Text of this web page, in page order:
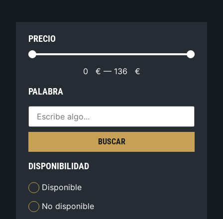
PRECIO
0 € — 136 €
PALABRA
BUSCAR
DISPONIBILIDAD
Disponible
No disponible